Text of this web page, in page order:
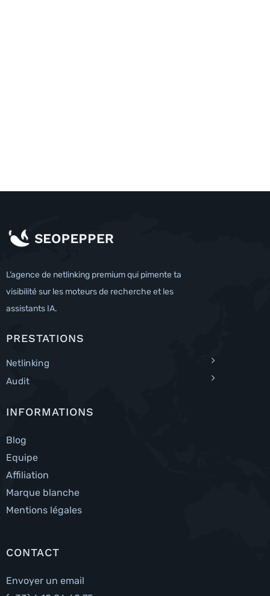
L’agence de netlinking premium qui pimente ta
visibilité sur les moteurs de recherche et les
assistants IA.
PRESTATIONS
Netlinking
Audit
INFORMATIONS
Blog
Equipe
Affiliation
Marque blanche
Mentions légales
CONTACT
Envoyer un email